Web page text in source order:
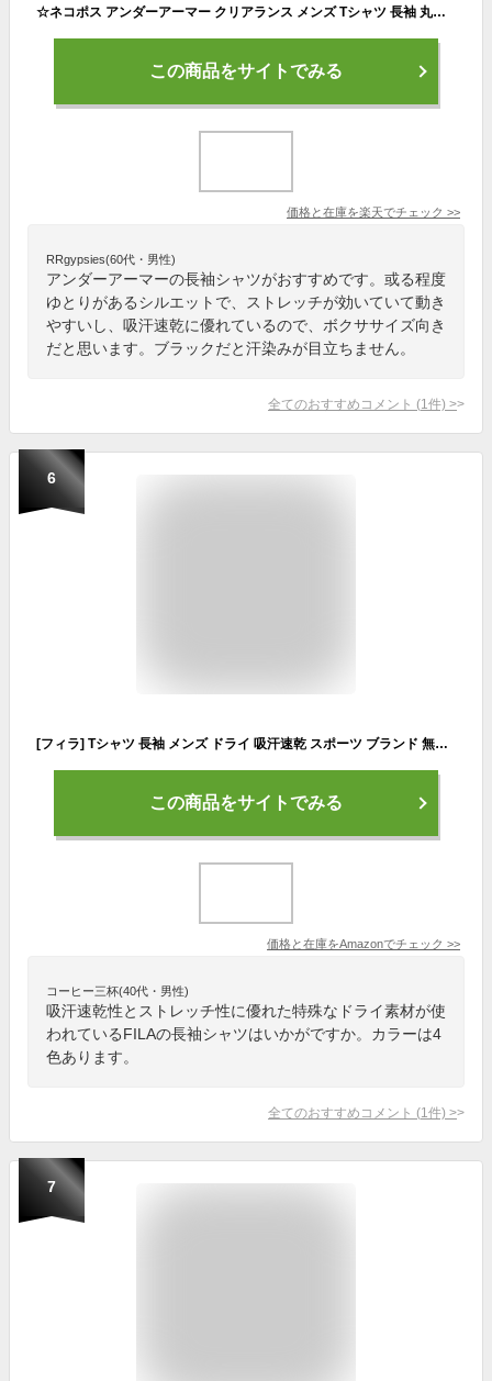
☆ネコポス アンダーアーマー クリアランス メンズ Tシャツ 長袖 丸首 ロンT UA テック2.0 ロングスリーブ ヒートギア ルーズ トレーニング 吸汗速乾 UNDER ARMOUR 1358562 あす楽 対応可
この商品をサイトでみる
価格と在庫を楽天でチェック >>
RRgypsies(60代・男性)
アンダーアーマーの長袖シャツがおすすめです。或る程度
ゆとりがあるシルエットで、ストレッチが効いていて動き
やすいし、吸汗速乾に優れているので、ボクササイズ向き
だと思います。ブラックだと汗染みが目立ちません。
全てのおすすめコメント (1 件) >
6
[フィラ] Tシャツ 長袖 メンズ ドライ 吸汗速乾 スポーツ ブランド 無地 ワンポイント ロゴ トップス シンプル クルーネック トレーニングウェア ブラック
この商品をサイトでみる
価格と在庫をAmazonでチェック >>
コーヒー三杯(40代・男性)
吸汗速乾性とストレッチ性に優れた特殊なドライ素材が使
われているFILAの長袖シャツはいかがですか。カラーは4
色あります。
全てのおすすめコメント (1 件) >
7